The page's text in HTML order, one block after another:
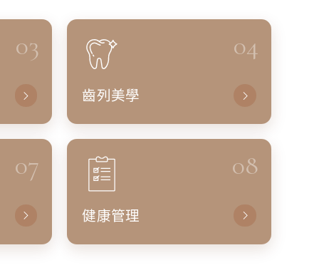
03 04
齒列美學
07 08
健康管理